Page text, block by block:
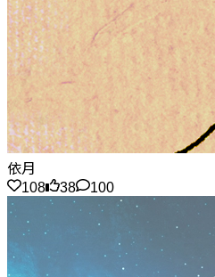
依月
108
38 100